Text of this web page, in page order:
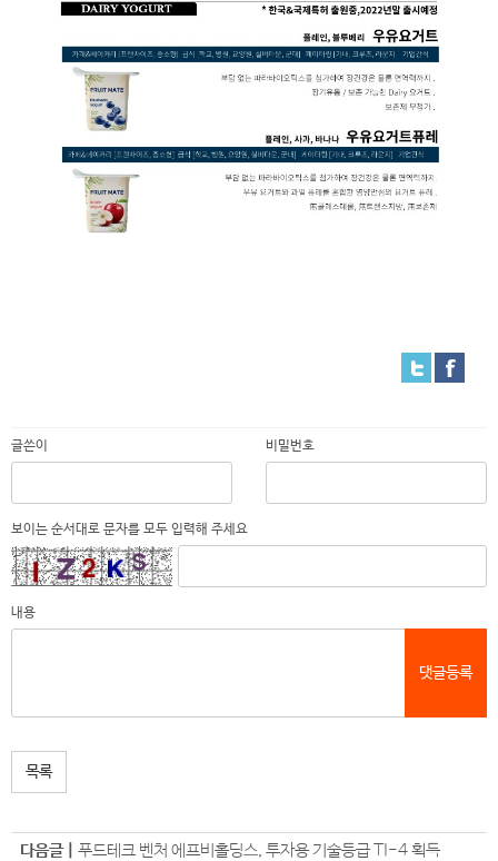
글쓴이 비밀번호
보이는 순서대로 문자를 모두 입력해 주세요
내용
댓글등록
목록
다음글 | 푸드테크 벤처 에프비홀딩스, 투자용 기술등급 TI-4 획득